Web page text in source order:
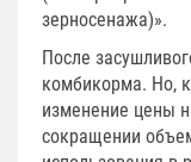
зерносенажа)».
После
комбикорма. Но,
изменение цены
сокращении